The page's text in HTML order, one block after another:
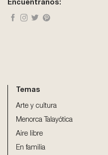
Encuéntranos:
Temas
Arte y cultura
Menorca Talayótica
Aire libre
En familia